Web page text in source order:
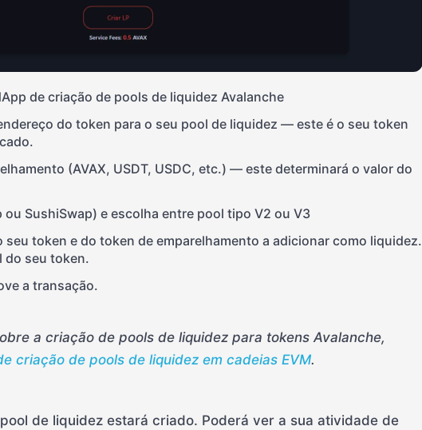
de criação de pools de liquidez Avalanche
do token para o seu pool de liquidez — este é o seu token
(AVAX, USDT, USDC, etc.) — este determinará o valor do
ou SushiSwap) e escolha entre pool tipo V2 ou V3
token e do token de emparelhamento a adicionar como liquidez.
do seu token.
a transação.
a criação de pools de liquidez para tokens Avalanche,
criação de pools de liquidez em cadeias EVM.
de liquidez estará criado. Poderá ver a sua atividade de